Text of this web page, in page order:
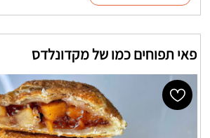
פאי תפוחים כמו של מקדונלדס